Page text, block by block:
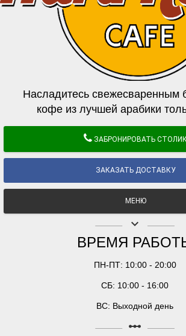
Насладитесь свежесваренным
кофе из лучшей арабики
ЗАБРОНИРОВАТЬ
ЗАКАЗАТЬ ДОСТАВКУ
МЕНЮ
keyboard_arrow_down
ВРЕМЯ
ПН-ПТ: 10:00 - 20:00
СБ: 10:00 - 16:00
ВС: Выходной день
linear_scale